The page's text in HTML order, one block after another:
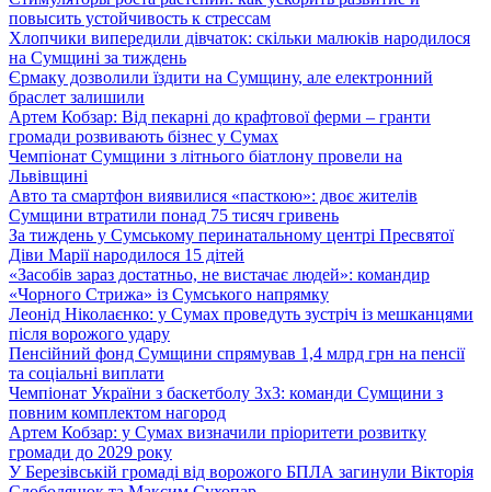
повысить устойчивость к стрессам
Хлопчики випередили дівчаток: скільки малюків народилося
на Сумщині за тиждень
Єрмаку дозволили їздити на Сумщину, але електронний
браслет залишили
Артем Кобзар: Від пекарні до крафтової ферми – гранти
громади розвивають бізнес у Сумах
Чемпіонат Сумщини з літнього біатлону провели на
Львівщині
Авто та смартфон виявилися «пасткою»: двоє жителів
Сумщини втратили понад 75 тисяч гривень
За тиждень у Сумському перинатальному центрі Пресвятої
Діви Марії народилося 15 дітей
«Засобів зараз достатньо, не вистачає людей»: командир
«Чорного Стрижа» із Сумського напрямку
Леонід Ніколаєнко: у Сумах проведуть зустріч із мешканцями
після ворожого удару
Пенсійний фонд Сумщини спрямував 1,4 млрд грн на пенсії
та соціальні виплати
Чемпіонат України з баскетболу 3х3: команди Сумщини з
повним комплектом нагород
Артем Кобзар: у Сумах визначили пріоритети розвитку
громади до 2029 року
У Березівській громаді від ворожого БПЛА загинули Вікторія